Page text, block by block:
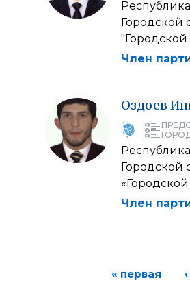
Городской
"Городской
Член
Оздоев
Городской
Член
« первая